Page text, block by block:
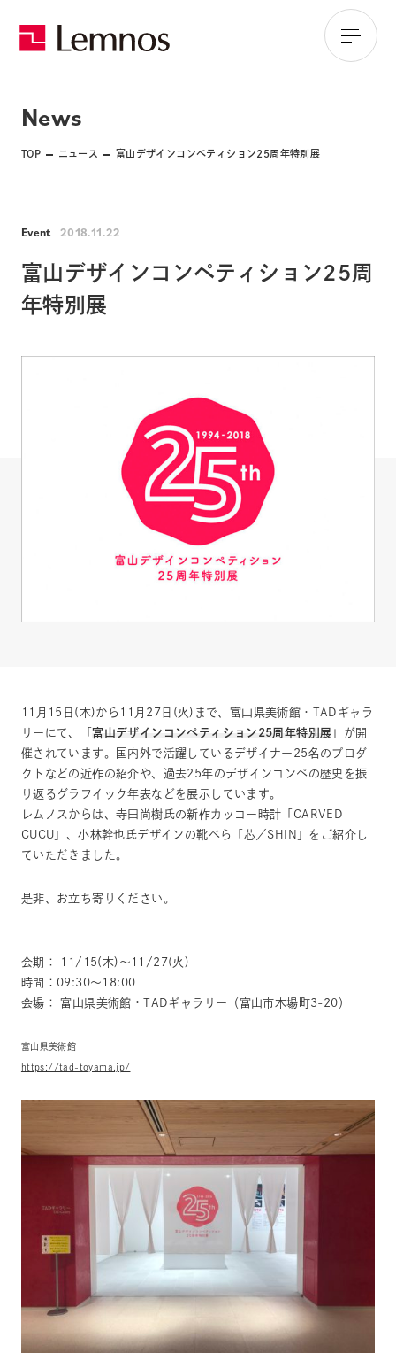
News
TOP ニュース 富山デザインコンペティション25周年特別展
Event 2018.11.22
富山デザインコンペティション25周
年特別展
11月15日(木)から11月27日(火)まで、富山県美術館・TADギャラ
リーにて、「富山デザインコンペティション25周年特別展 」が開
催されています。国内外で活躍しているデザイナー25名のプロダ
クトなどの近作の紹介や、過去25年のデザインコンペの歴史を振
り返るグラフイック年表などを展示しています。
レムノスからは、寺田尚樹氏の新作カッコー時計「CARVED
CUCU」、小林幹也氏デザインの靴べら「芯／SHIN」をご紹介し
ていただきました。
是非、お立ち寄りください。
会期： 11/15(木)～11/27(火)
時間：09:30～18:00
会場： 富山県美術館・TADギャラリー（富山市木場町3-20）
富山県美術館
https://tad-toyama.jp/